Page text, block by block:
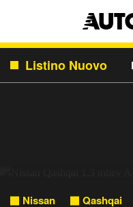
Listino Nuovo
Nissan Qashqai